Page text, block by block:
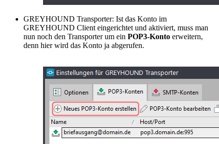
GREYHOUND Transporter: Ist das Konto im
GREYHOUND Client eingerichtet und aktiviert, muss man
nun noch den Transporter um ein POP3-Konto erweitern,
denn hier wird das Konto ja abgerufen.